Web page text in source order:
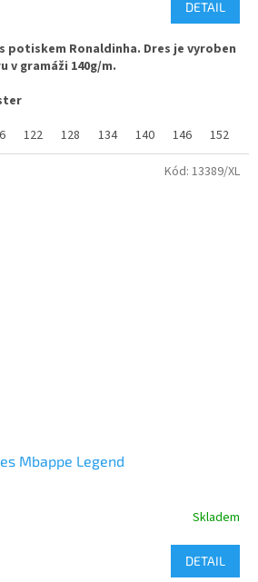
DETAIL
potiskem Ronaldinha. Dres je vyroben
gramáži 140g/m.
122 128 134 140 146 152
Mbappe Legend
Skladem
DETAIL
Kód: 13389/XL